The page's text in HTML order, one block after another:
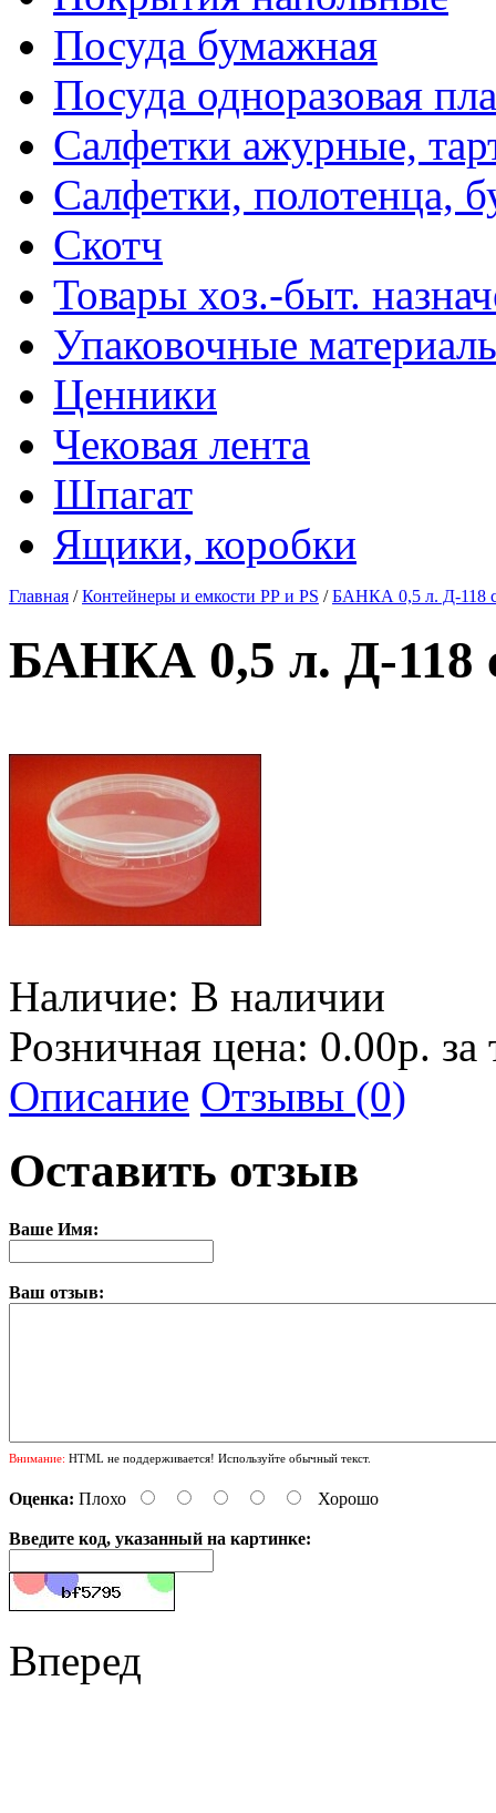
Посуда бумажная
Посуда одноразовая
Салфетки ажурные,
Салфетки, полотенца,
Скотч
Товары хоз.-быт.
Упаковочные
Ценники
Чековая лента
Шпагат
Ящики, коробки
Главная /Контейнеры и емкости РР и PS /БАНКА 0,5 л. Д-118
БАНКА 0,5 л. Д-118
Наличие: В наличии
Розничная цена: 0.00р.
Описание Отзывы (0)
Оставить отзыв
Ваше Имя:
Ваш отзыв:
Внимание: HTML не поддерживается! Используйте обычный текст.
Оценка: Плохо Хорошо
Введите код, указанный на картинке:
Вперед